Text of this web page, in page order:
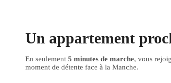
Un appartement
En seulement 5 minutes de marche, vous
moment de détente face à la Manche.